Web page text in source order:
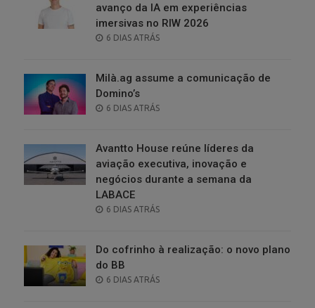
avanço da IA em experiências
imersivas no RIW 2026
POSTED
6 DIAS ATRÁS
Milà.ag assume a comunicação de
Domino’s
POSTED
6 DIAS ATRÁS
Avantto House reúne líderes da
aviação executiva, inovação e
negócios durante a semana da
LABACE
POSTED
6 DIAS ATRÁS
Do cofrinho à realização: o novo plano
do BB
POSTED
6 DIAS ATRÁS